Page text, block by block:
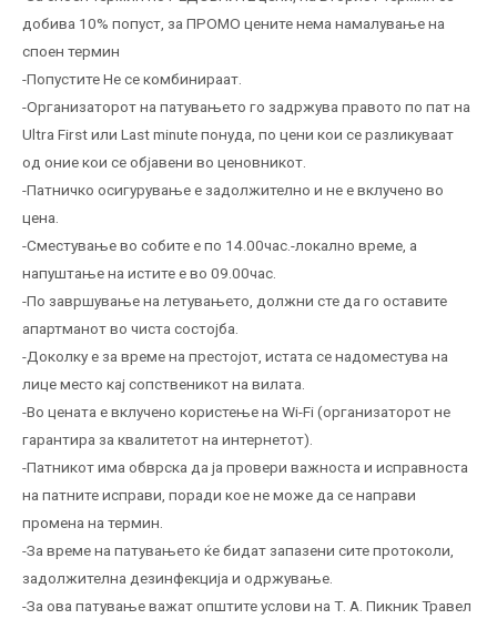
добива 10% попуст, за ПРОМО цените нема намалување на
споен термин
-Попустите Не се комбинираат.
-Организаторот на патувањето го задржува правото по пат на
Ultra First или Last minute понуда, по цени кои се разликуваат
од оние кои се објавени во ценовникот.
-Патничко осигурување е задолжително и не е вклучено во
цена.
-Сместување во собите е по 14.00час.-локално време, а
напуштање на истите е во 09.00час.
-По завршување на летувањето, должни сте да го оставите
апартманот во чиста состојба.
-Доколку е за време на престојот, истата се надоместува на
лице место кај сопственикот на вилата.
-Во цената е вклучено користење на Wi-Fi (организаторот не
гарантира за квалитетот на интернетот).
-Патникот има обврска да ја провери важноста и исправноста
на патните исправи, поради кое не може да се направи
промена на термин.
-За време на патувањето ќе бидат запазени сите протоколи,
задолжителна дезинфекција и одржување.
-За ова патување важат општите услови на Т. А. Пикник Травел